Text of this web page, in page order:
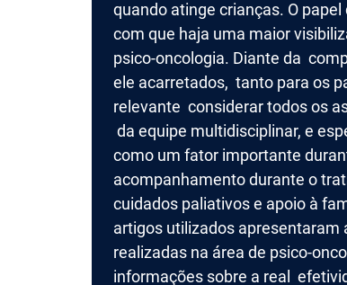
quando atinge crianças. O
com que haja uma maior
psico-oncologia. Diante da
ele acarretados, tanto para os
relevante considerar todos os
da equipe multidisciplinar, e
como um fator importante
acompanhamento durante o
cuidados paliativos e apoio à
artigos utilizados
realizadas na área de psico-
informações sobre a real